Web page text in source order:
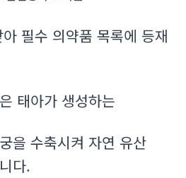
필수 의약품 목록에 등재
태아가 생성하는
을 수축시켜 자연 유산
다.